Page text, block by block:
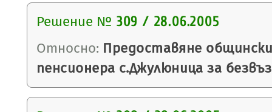
Решение № 309 / 28.06.2005
Относно: Предоставяне
пенсионера с.Джулюница за